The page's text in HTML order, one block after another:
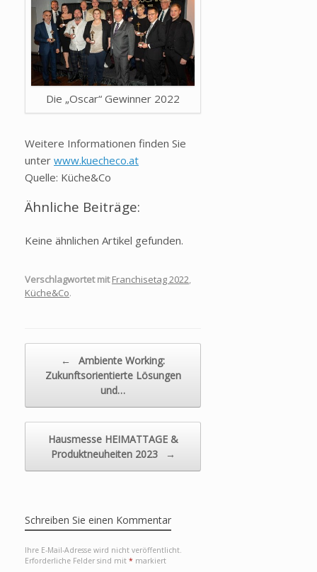
Die „Oscar“ Gewinner 2022
Weitere Informationen finden Sie
unter www.kuecheco.at
Quelle: Küche&Co
Ähnliche Beiträge:
Keine ähnlichen Artikel gefunden.
Verschlagwortet mit Franchisetag 2022,
Küche&Co.
←
Ambiente Working:
Zukunftsorientierte Lösungen
und…
Hausmesse HEIMATTAGE &
Produktneuheiten 2023
→
Schreiben Sie einen Kommentar
Ihre E-Mail-Adresse wird nicht veröffentlicht.
Erforderliche Felder sind mit * markiert